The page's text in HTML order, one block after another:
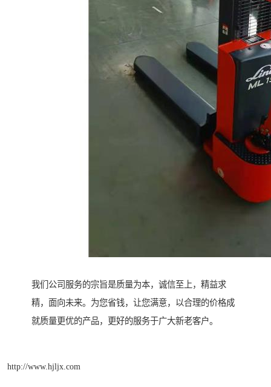
我们公司服务的宗旨是质量为本，诚信至上，精益求
精，面向未来。为您省钱，让您满意，以合理的价格成
就质量更优的产品，更好的服务于广大新老客户。
http://www.hjljx.com